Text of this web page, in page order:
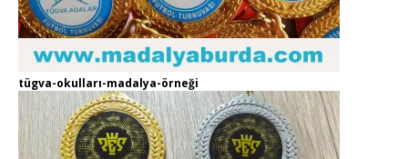
tügva-okulları-madalya-örneği